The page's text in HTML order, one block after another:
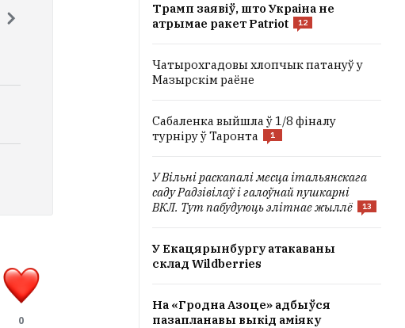
0
Трамп заявіў, што Украіна не
атрымае ракет Patriot
12
Чатырохгадовы хлопчык патануў у
Мазырскім раёне
Сабаленка выйшла ў 1/8 фіналу
турніру ў Таронта
1
У Вільні раскапалі месца італьянскага
саду Радзівілаў і галоўнай пушкарні
ВКЛ. Тут пабудуюць элітнае жыллё
13
У Екацярынбургу атакаваны
склад Wildberries
На «Гродна Азоце» адбыўся
пазапланавы выкід аміяку